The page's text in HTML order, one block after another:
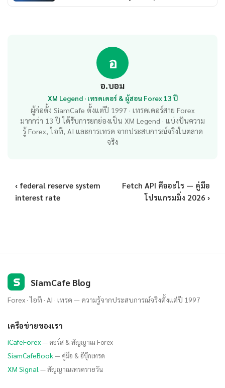
อ
อ.บอม
XM Legend · เทรดเดอร์ & ผู้สอน Forex 13 ปี
ผู้ก่อตั้ง SiamCafe ตั้งแต่ปี 1997 · เทรดเดอร์สาย Forex
มากกว่า 13 ปี ได้รับการยกย่องเป็น XM Legend · แบ่งปันความ
รู้ Forex, ไอที, AI และการเทรด จากประสบการณ์จริงในตลาด
จริง
‹ federal reserve system
interest rate
Fetch API คืออะไร — คู่มือ
โปรแกรมมิ่ง 2026 ›
S SiamCafe Blog
Forex · ไอที · AI · เทรด — ความรู้จากประสบการณ์จริงตั้งแต่ปี 1997
เครือข่ายของเรา
iCafeForex— คอร์ส & สัญญาณ Forex
SiamCafeBook— คู่มือ & อีบุ๊กเทรด
XM Signal — สัญญาณเทรดรายวัน